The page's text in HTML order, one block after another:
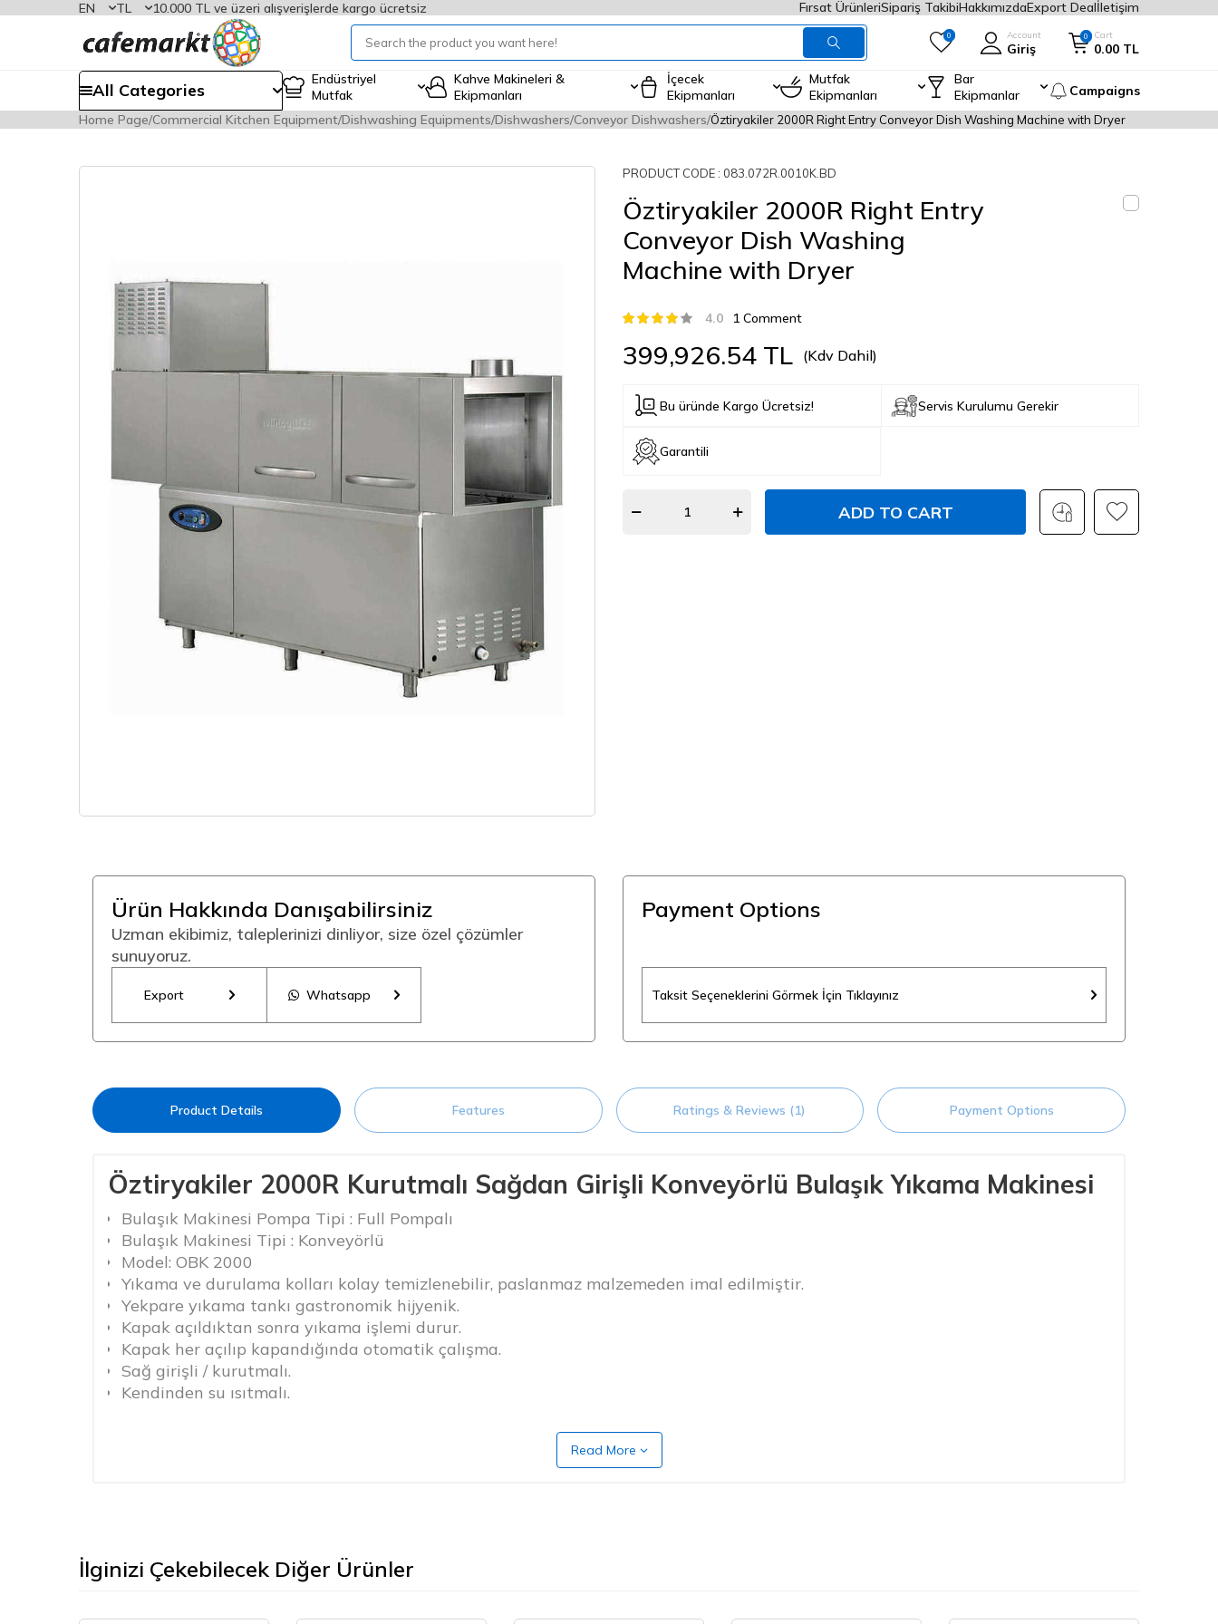
EN TL 10.000 TL ve üzeri alışverişlerde kargo ücretsiz Fırsat ÜrünleriSipariş TakibiHakkımızdaExport Dealİletişim
0 Account
Giriş
0 Cart
0.00 TL
All Categories
Endüstriyel
Mutfak
Kahve Makineleri &
Ekipmanları
İçecek
Ekipmanları
Mutfak
Ekipmanları
Bar
Ekipmanlar
Campaigns
Home Page Commercial Kitchen Equipment Dishwashing Equipments Dishwashers Conveyor Dishwashers Öztiryakiler 2000R Right Entry Conveyor Dish Washing Machine with Dryer
PRODUCT CODE : 083.072R.0010K.BD
Öztiryakiler 2000R Right Entry
Conveyor Dish Washing
Machine with Dryer
4.0 1 Comment
399,926.54 TL (Kdv Dahil)
Bu üründe Kargo Ücretsiz! Servis Kurulumu Gerekir
Garantili
ADD TO CART
Ürün Hakkında Danışabilirsiniz
Uzman ekibimiz, taleplerinizi dinliyor, size özel çözümler
sunuyoruz.
Export Whatsapp
Payment Options
Taksit Seçeneklerini Görmek İçin Tıklayınız
Product Details Features Ratings & Reviews (1) Payment Options
Öztiryakiler 2000R Kurutmalı Sağdan Girişli Konveyörlü Bulaşık Yıkama Makinesi
Bulaşık Makinesi Pompa Tipi : Full Pompalı
Bulaşık Makinesi Tipi : Konveyörlü
Model: OBK 2000
Yıkama ve durulama kolları kolay temizlenebilir, paslanmaz malzemeden imal edilmiştir.
Yekpare yıkama tankı gastronomik hijyenik.
Kapak açıldıktan sonra yıkama işlemi durur.
Kapak her açılıp kapandığında otomatik çalışma.
Sağ girişli / kurutmalı.
Kendinden su ısıtmalı.
80mm
Read More
İlginizi Çekebilecek Diğer Ürünler